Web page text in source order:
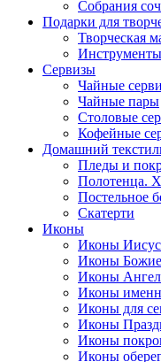
Собрания
Подарки для
Творческая
Инструменты
Cервизы
Чайные
Чайные пары
Столовые
Кофейные
Домашний
Пледы и
Полотенца.
Постельное
Скатерти
Иконы
Иконы
Иконы
Иконы
Иконы
Иконы для
Иконы
Иконы
Иконы